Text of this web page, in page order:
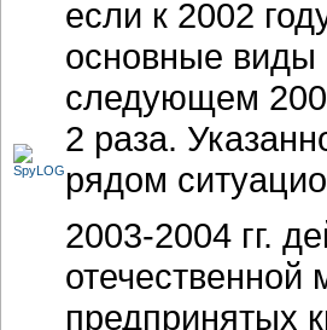
если к 2002
основные виды
следующем
2 раза.
рядом
2003-2004 гг.
отечественной
предпринятых